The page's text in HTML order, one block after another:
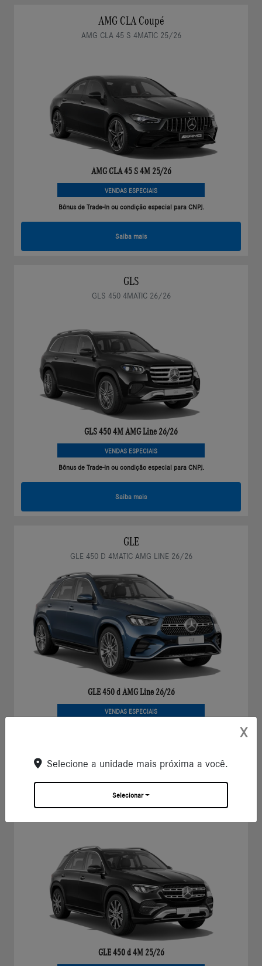
AMG CLA Coupé
AMG CLA 45 S 4MATIC 25/26
AMG CLA 45 S 4M 25/26
VENDAS ESPECIAIS
Bônus de Trade-In ou condição especial para CNPJ.
Saiba mais
GLS
GLS 450 4MATIC 26/26
GLS 450 4M AMG Line 26/26
VENDAS ESPECIAIS
Bônus de Trade-In ou condição especial para CNPJ.
Saiba mais
GLE
GLE 450 D 4MATIC AMG LINE 26/26
GLE 450 d AMG Line 26/26
VENDAS ESPECIAIS
GLE 450 d 4M 25/26
X
Selecione a unidade mais próxima a você.
Selecionar